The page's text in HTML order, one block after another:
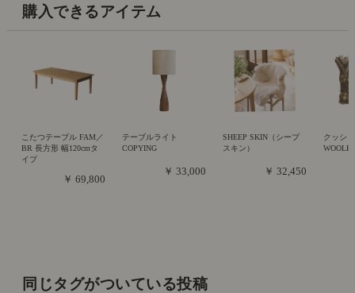
購入できるアイテム
こたつテーブル FAM／
BR 長方形 幅120cmタ
イプ
￥ 69,800
テーブルライト
COPYING
￥ 33,000
SHEEP SKIN（シープ
スキン）
￥ 32,450
クッシ
同じタグがついている投稿